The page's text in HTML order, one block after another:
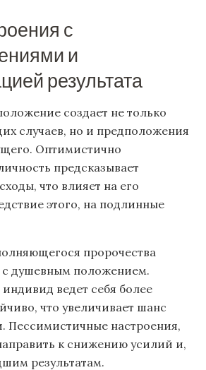
с
и
результата
создает не только
случаев, но и предположения
Оптимистично
предсказывает
что влияет на его
этого, на подлинные
пророчества
с душевным положением.
ведет себя более
что увеличивает шанс
Пессимистичные настроения,
к снижению усилий и,
результатам.